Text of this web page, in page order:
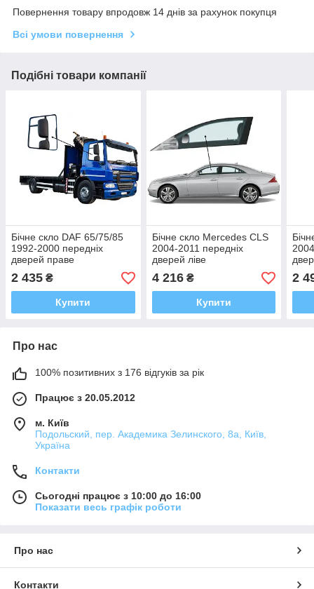
Повернення товару впродовж 14 днів за рахунок покупця
Всі умови повернення
Подібні товари компанії
Бічне скло DAF 65/75/85
1992-2000 передніх
дверей праве
2 435 ₴
Купити
Бічне скло Mercedes CLS
2004-2011 передніх
дверей ліве
4 216₴
Купити
2
Про нас
100% позитивних з 176 відгуків за рік
Працює з 20.05.2012
м. Київ
Подольский, пер. Академика Зелинского, 8а, Київ,
Україна
Контакти
Сьогодні працює з 10:00 до 16:00
Показати весь графік роботи
Про нас
Контакти